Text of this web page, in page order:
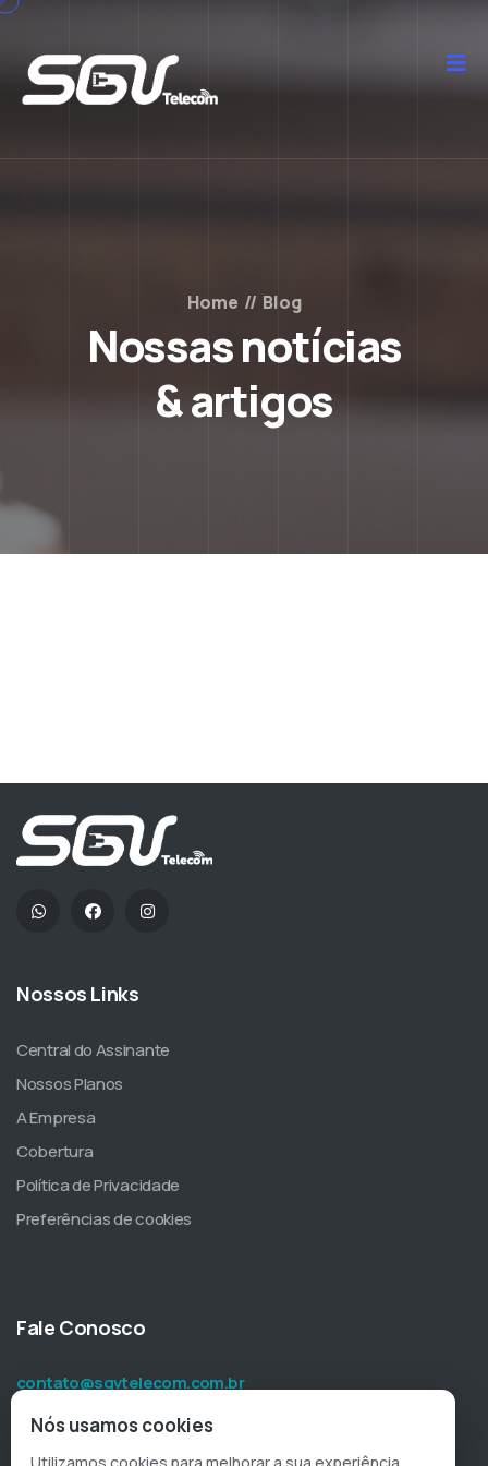
Home // Blog
Nossas notícias
& artigos
Nossos Links
Central do Assinante
Nossos Planos
A Empresa
Cobertura
Política de Privacidade
Preferências de cookies
Fale Conosco
contato@sgvtelecom.com.br
0800 065 6000
Nós usamos cookies